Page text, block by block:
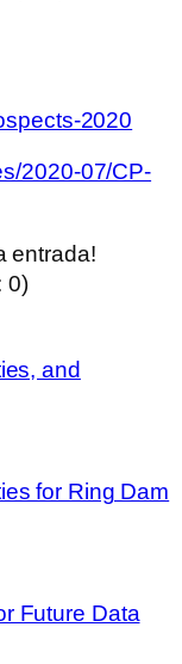
2020
2020-07/CP-
entrada!
0)
and
for Ring Dam
Future Data